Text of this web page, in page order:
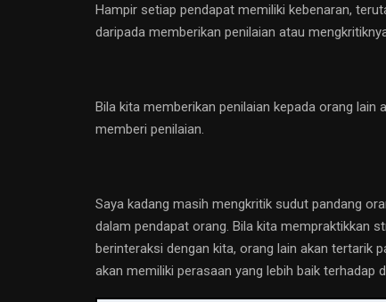
Hampir setiap pendapat memiliki kebenaran,
daripada memberikan penilaian atau
Bila kita memberikan penilaian kepada orang
memberi penilaian.
Saya kadang masih mengkritik sudut pandang
dalam pendapat orang. Bila kita mempraktikkan
berinteraksi dengan kita, orang lain akan tertarik
akan memiliki perasaan yang lebih baik terhadap